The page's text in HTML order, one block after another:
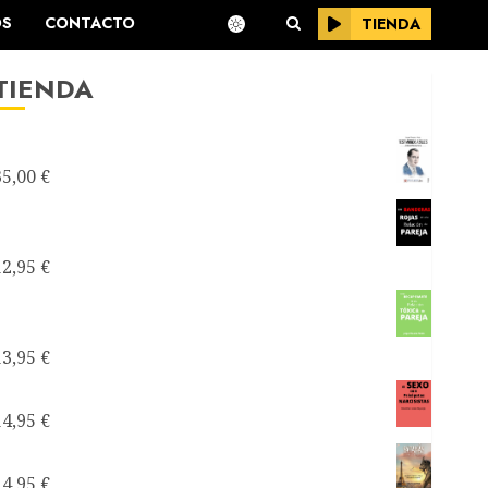
CONTACTO TIENDA
€
€
€
€